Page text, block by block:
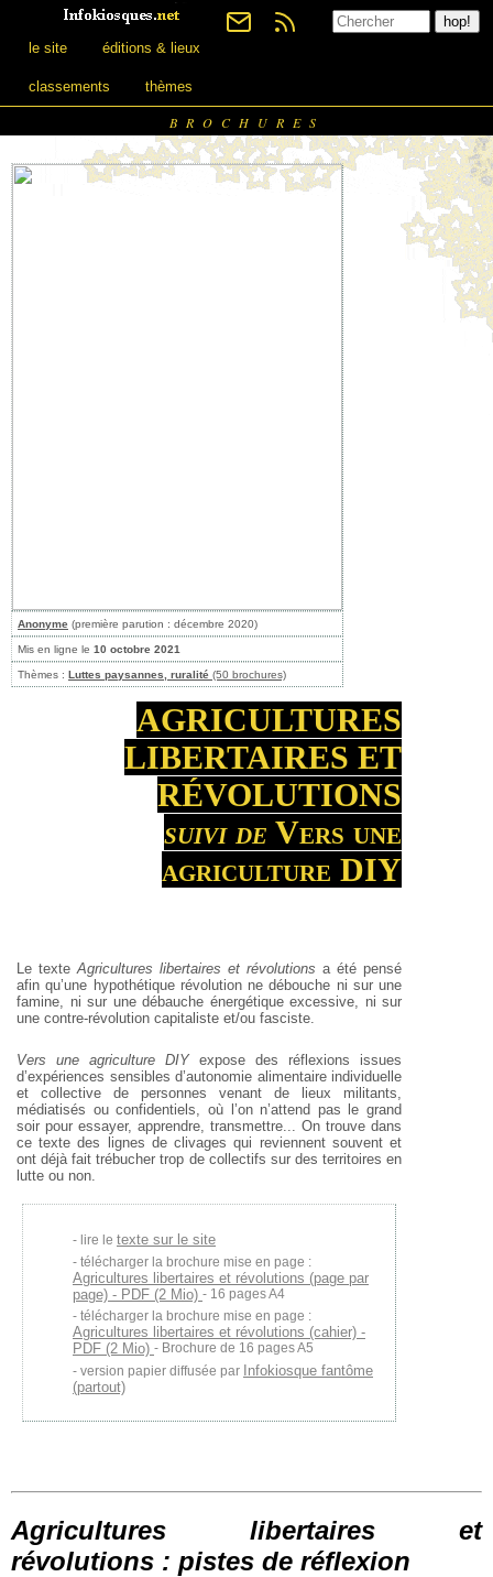
le site éditions & lieux
classements thèmes
BROCHURES
Anonyme (première parution : décembre 2020)
Mis en ligne le 10 octobre 2021
Thèmes : Luttes paysannes, ruralité (50 brochures)
AGRICULTURES
LIBERTAIRES ET
RÉVOLUTIONS
suivi de Vers une
agriculture DIY
Le texteAgricultures libertaires et révolutions a été pensé
afin qu’une hypothétique révolution ne débouche ni sur une
famine, ni sur une débauche énergétiqueexcessive, ni sur
une contre-révolution capitaliste et/ou fasciste.
Vers une agriculture DIYexpose des réflexions issues
d’expériences sensibles d’autonomie alimentaire individuelle
et collective de personnes venant de lieux militants,
médiatisés ou confidentiels, où l’on n’attend pas le grand
soir pour essayer, apprendre, transmettre... On trouve dans
ce texte des lignes de clivages qui reviennent souvent et
ont déjàfait trébucher trop de collectifs sur des territoires en
lutte ou non.
lire le texte sur le site
télécharger la brochure mise en page :
Agricultures libertaires et révolutions (page par
page) - PDF (2 Mio) - 16 pages A4
télécharger la brochure mise en page :
Agricultures libertaires et révolutions (cahier) -
PDF (2 Mio) - Brochure de 16 pages A5
version papier diffusée par Infokiosque fantôme
(partout)
Agricultures libertaires et
révolutions : pistes de réflexion